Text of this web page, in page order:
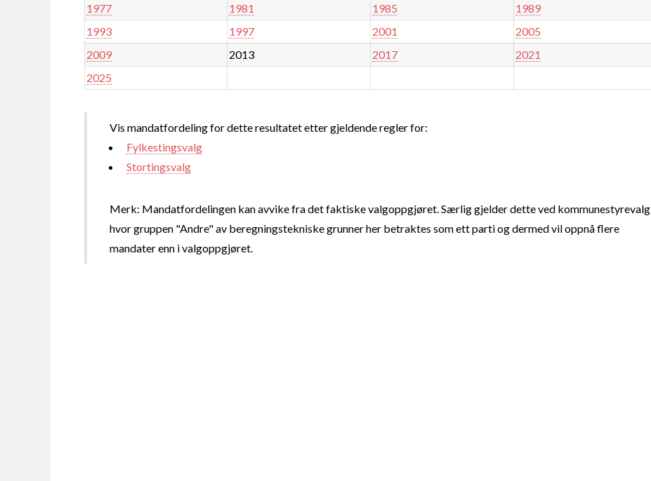
1977
1981 1985
1989
1993
1997 2001
2005
2009
2013 2017
2021
2025
Vis mandatfordeling for dette resultatet etter gjeldende regler for:
Fylkestingsvalg
Stortingsvalg
Merk: Mandatfordelingen kan avvike fra det faktiske valgoppgjøret. Særlig gjelder dette ved kommunestyrevalg,
hvor gruppen "Andre" av beregningstekniske grunner her betraktes som ett parti og dermed vil oppnå flere
mandater enn i valgoppgjøret.